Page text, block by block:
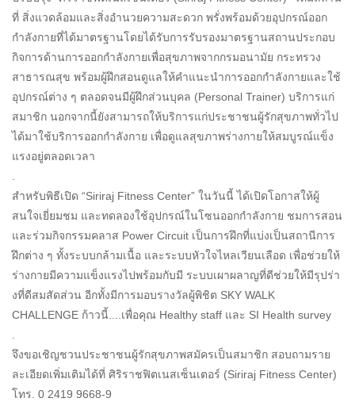
ที่ สิ่งแวดล้อมและสิ่งอำนวยความสะดวก พรั่งพร้อมด้วยอุปกรณ์ออก
กำลังกายที่ได้มาตรฐานโดยได้รับการรับรองมาตรฐานสถานประกอบ
กิจการด้านการออกกำลังกายเพื่อสุขภาพจากกรมอนามัย กระทรวง
สาธารณสุข พร้อมผู้ฝึกสอนดูแลให้คำแนะนำการออกกำลังกายและใช้
อุปกรณ์ต่าง ๆ ตลอดจนมีผู้ฝึกส่วนบุคล (Personal Trainer) บริการแก่
สมาชิก นอกจากนี้ยังสามารถให้บริการแก่ประชาชนผู้รักสุขภาพทั่วไป
ได้มาใช้บริการออกกำลังกาย เพื่อดูแลสุขภาพร่างกายให้สมบูรณ์แข็ง
แรงอยู่ตลอดเวลา
.
สำหรับพิธีเปิด “Siriraj Fitness Center” ในวันนี้ ได้เปิดโอกาสให้ผู้
สนใจเยี่ยมชม และทดลองใช้อุปกรณ์ในโซนออกกำลังกาย ชมการสอน
และร่วมกิจกรรมคลาส Power Circuit เป็นการฝึกที่แบ่งเป็นสถานีการ
ฝึกต่าง ๆ ทั้งระบบกล้ามเนื้อ และระบบหัวใจไหลเวียนเลือด เพื่อช่วยให้
ร่างกายมีความแข็งแรงไปพร้อมกับมี ระบบเผาผลาญที่ดีช่วยให้มีรุปร่า
งที่ดีสมสัดส่วน อีกทั้งมีการมอบรางวัลผู้พิชิต SKY WALK
CHALLENGE ก้าวนี้....เพื่อคุณ Healthy staff และ SI Health survey
.
จึงขอเชิญชวนประชาชนผู้รักสุขภาพสมัครเป็นสมาชิก สอบถามราย
ละเอียดเพิ่มเติมได้ที่ ศิริราชฟิตเนสเซ็นเตอร์ (Siriraj Fitness Center)
โทร. 0 2419 9668-9